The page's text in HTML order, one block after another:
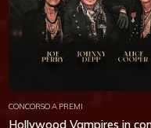
CONCORSO A PREMI
Hollywood Vampires in